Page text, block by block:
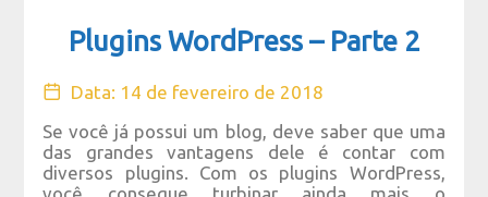
Plugins WordPress – Parte 2
Data: 14 de fevereiro de 2018
Se você já possui um blog, deve saber que uma
das grandes vantagens dele é contar com
diversos plugins. Com os plugins WordPress,
você consegue turbinar ainda mais o